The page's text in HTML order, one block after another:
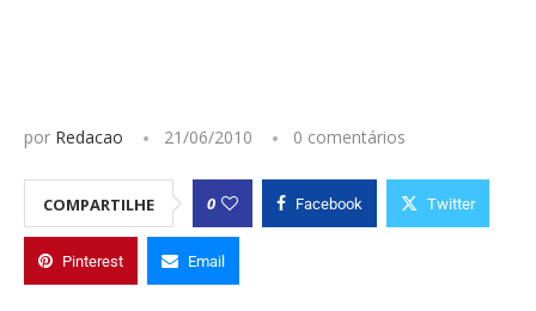
por Redacao 21/06/2010 0 comentários
COMPARTILHE 0 Facebook Twitter
Pinterest Email